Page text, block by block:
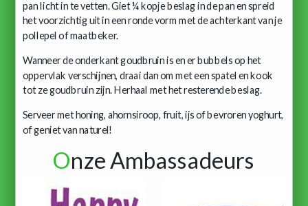
pan licht in te vetten. Giet ¼ kopje beslag in de pan en spreid
het voorzichtig uit in een ronde vorm met de achterkant van je
pollepel of maatbeker.
Wanneer de onderkant goudbruin is en er bubbels op het
oppervlak verschijnen, draai dan om met een spatel en kook
tot ze goudbruin zijn. Herhaal met het resterende beslag.
Serveer met honing, ahornsiroop, fruit, ijs of bevroren yoghurt,
of geniet van naturel!
Onze Ambassadeurs